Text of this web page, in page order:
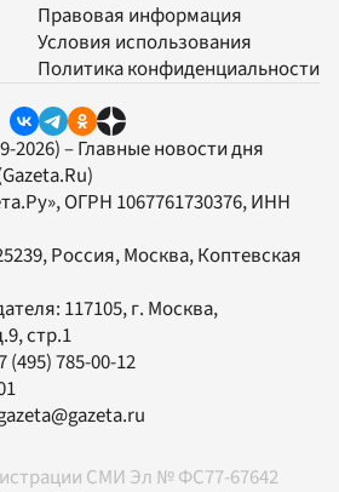
Правовая информация
Условия использования
Политика конфиденциальности
2026) – Главные новости дня
, ОГРН 1067761730376, ИНН
Россия, Москва, Коптевская
117105, г. Москва,
стр.1
(495) 785-00-12
СМИ Эл № ФС77-67642